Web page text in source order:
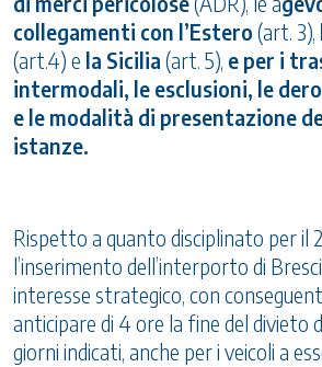
collegamenti con l’Estero (art. 3),
(art.4) e la Sicilia (art. 5), e per i
intermodali, le esclusioni, le
e le modalità di presentazione
istanze.
Rispetto a quanto disciplinato per il
l’inserimento dell’interporto di
interesse strategico, con
anticipare di 4 ore la fine del divieto
giorni indicati, anche per i veicoli a